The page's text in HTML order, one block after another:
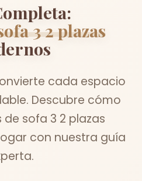
3 2 plazas
cada espacio
Descubre cómo
sofa 3 2 plazas
con nuestra guía